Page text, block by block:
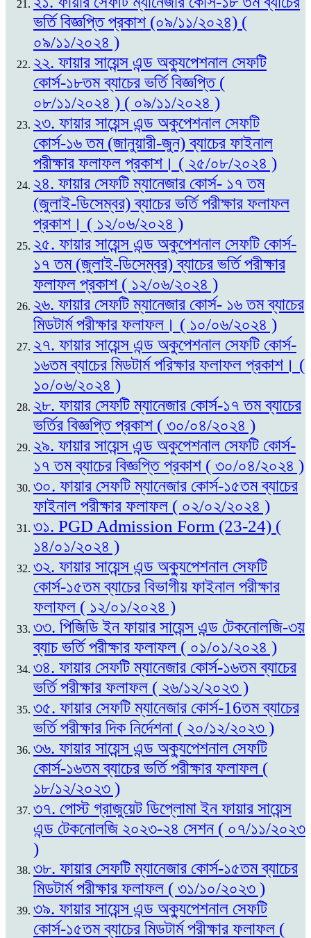
ভর্তি বিজ্ঞপ্তি প্রকাশ (০৯/১১/২০২৪) (
০৯/১১/২০২৪ )
২২. ফায়ার সায়েন্স এন্ড অক্যুপেশনাল সেফটি
কোর্স-১৮তম ব্যাচের ভর্তি বিজ্ঞপ্তি (
০৮/১১/২০২৪ ) ( ০৯/১১/২০২৪ )
২৩. ফায়ার সায়েন্স এন্ড অকুপেশনাল সেফটি
কোর্স-১৬ তম (জানুয়ারী-জুন) ব্যাচের ফাইনাল
পরীক্ষার ফলাফল প্রকাশ। ( ২৫/০৮/২০২৪ )
২৪. ফায়ার সেফটি ম্যানেজার কোর্স- ১৭ তম
(জুলাই-ডিসেম্বর) ব্যাচের ভর্তি পরীক্ষার ফলাফল
প্রকাশ। ( ১২/০৬/২০২৪ )
২৫. ফায়ার সায়েন্স এন্ড অকুপেশনাল সেফটি কোর্স-
১৭ তম (জুলাই-ডিসেম্বর) ব্যাচের ভর্তি পরীক্ষার
ফলাফল প্রকাশ ( ১২/০৬/২০২৪ )
২৬. ফায়ার সেফটি ম্যানেজার কোর্স- ১৬ তম ব্যাচের
মিডটার্ম পরীক্ষার ফলাফল। ( ১০/০৬/২০২৪ )
২৭. ফায়ার সায়েন্স এন্ড অকুপেশনাল সেফটি কোর্স-
১৬তম ব্যাচের মিডটার্ম পরিক্ষার ফলাফল প্রকাশ। (
১০/০৬/২০২৪ )
২৮. ফায়ার সেফটি ম্যানেজার কোর্স-১৭ তম ব্যাচের
ভর্তির বিজ্ঞপ্তি প্রকাশ ( ৩০/০৪/২০২৪ )
২৯. ফায়ার সায়েন্স এন্ড অকুপেশনাল সেফটি কোর্স-
১৭ তম ব্যাচের বিজ্ঞপ্তি প্রকাশ ( ৩০/০৪/২০২৪ )
৩০. ফায়ার সেফটি ম্যানেজার কোর্স-১৫তম ব্যাচের
ফাইনাল পরীক্ষার ফলাফল ( ০২/০২/২০২৪ )
৩১. PGD Admission Form (23-24) (
১৪/০১/২০২৪ )
৩২. ফায়ার সায়েন্স এন্ড অক্যুপেশনাল সেফটি
কোর্স-১৫তম ব্যাচের বিভাগীয় ফাইনাল পরীক্ষার
ফলাফল ( ১২/০১/২০২৪ )
৩৩. পিজিডি ইন ফায়ার সায়েন্স এন্ড টেকনোলজি-৩য়
ব্যাচ ভর্তি পরীক্ষার ফলাফল ( ০১/০১/২০২৪ )
৩৪. ফায়ার সেফটি ম্যানেজার কোর্স-১৬তম ব্যাচের
ভর্তি পরীক্ষার ফলাফল ( ২৬/১২/২০২৩ )
৩৫. ফায়ার সেফটি ম্যানেজার কোর্স-16তম ব্যাচের
ভর্তি পরীক্ষার দিক নির্দেশনা ( ২০/১২/২০২৩ )
৩৬. ফায়ার সায়েন্স এন্ড অক্যুপেশনাল সেফটি
কোর্স-১৬তম ব্যাচের ভর্তি পরীক্ষার ফলাফল (
১৮/১২/২০২৩ )
৩৭. পোস্ট গ্রাজুয়েট ডিপ্লোমা ইন ফায়ার সায়েন্স
এন্ড টেকনোলজি ২০২৩-২৪ সেশন ( ০৭/১১/২০২৩
)
৩৮. ফায়ার সেফটি ম্যানেজার কোর্স-১৫তম ব্যাচের
মিডটার্ম পরীক্ষার ফলাফল ( ৩১/১০/২০২৩ )
৩৯. ফায়ার সায়েন্স এন্ড অক্যুপেশনাল সেফটি
কোর্স-১৫তম ব্যাচের মিডটার্ম পরীক্ষার ফলাফল (